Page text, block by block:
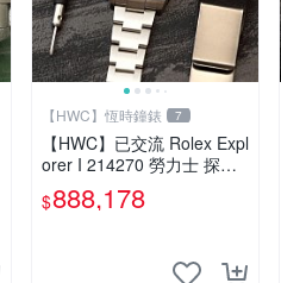
【HWC】恆時鐘錶 7
【HWC】已交流 Rolex Expl
orer I 214270 勞力士 探險
家一號 Mark.1 白金時標 39
mm 9.5成新 盒單齊全
$888,178